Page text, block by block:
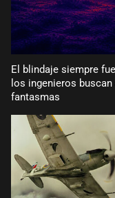
El blindaje siempre
los ingenieros
fantasmas